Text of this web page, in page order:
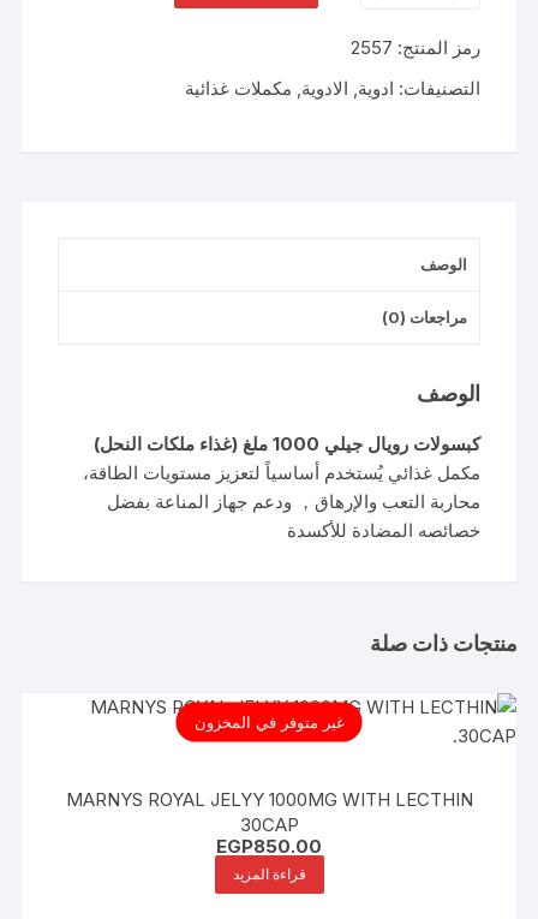
1000
MG
رمز المنتج: 2557
التصنيفات: ادوية, الادوية, مكملات غذائية
الوصف
مراجعات (0)
الوصف
كبسولات رويال جيلي 1000 ملغ (غذاء ملكات النحل)
مكمل غذائي يُستخدم أساسياً لتعزيز مستويات الطاقة،
محاربة التعب والإرهاق， ودعم جهاز المناعة بفضل
خصائصه المضادة للأكسدة
منتجات ذات صلة
غير متوفر في المخزون
MARNYS ROYAL JELYY 1000MG WITH LECTHIN
30CAP
EGP850.00
قراءة المزيد